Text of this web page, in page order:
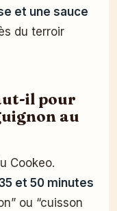
et une sauce
du terroir
il pour
au
Cookeo.
et 50 minutes
ou “cuisson